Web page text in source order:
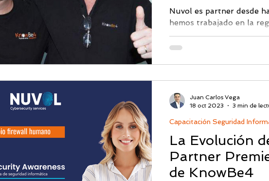
Nuvol es partner desde
hemos trabajado en la
Colombia para llevar el
La Evolución
Partner
de KnowBe4
Capacitación Seguridad
Juan Carlos Vega
18 oct 2023
3 min de